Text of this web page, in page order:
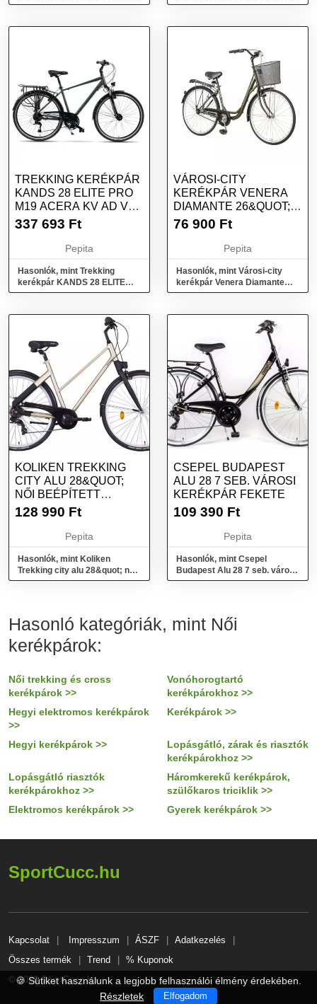
STV 700 D17 MEREV VILLÁS
X AM (D) 19 Grafit-zöld színű
TREKKING KERÉKPÁR
KANDS 28 ELITE PRO
M19 ACERA KV AD V2
GRAFIT SZÍNŰ
337 693 Ft
Pepita
Hasonlók, mint Trekking
kerékpár KANDS 28 ELITE
PRO M19 ACERA KV AD V2
VÁROSI-CITY
KERÉKPÁR VENERA
DIAMANTE 26&QUOT;
1261080 GRAFIT.
76 900 Ft
Pepita
Hasonlók, mint Városi-city
kerékpár Venera Diamante
26&quot; 1261080 Grafit.
KOLIKEN TREKKING
CITY ALU 28&QUOT;
NŐI BEÉPÍTETT
VILÁGÍTÁS
128 990 Ft
Pepita
Hasonlók, mint Koliken
Trekking city alu 28&quot; női
beépített világítás
CSEPEL BUDAPEST
ALU 28 7 SEB. VÁROSI
KERÉKPÁR FEKETE
109 390 Ft
Pepita
Hasonlók, mint Csepel
Budapest Alu 28 7 seb. városi
kerékpár Fekete
Hasonló kategóriák, mint Női
kerékpárok:
Női trekking és cross
kerékpárok >>
Vonóhorogtartó
kerékpárokhoz >>
Hegyi elektromos kerékpárok
>>
Kerékpárok >>
Hegyi kerékpárok >>
Lopásgátló, zárak és riasztók
kerékpárokhoz >>
Lopásgátló riasztók
kerékpárokhoz >>
Háromkerekű kerékpárok,
szülőkaros triciklik >>
Elektromos kerékpárok >>
Gyerek kerékpárok >>
SportCucc.hu
Kapcsolat Impresszum ÁSZF
Adatkezelés
Összes termék
Trend
% Kuponok
© 2026 SportCucc.hu
🍪 Sütiket használunk a legjobb felhasználói élmény érdekében.
Részletek
Elfogadom